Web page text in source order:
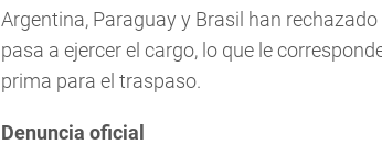
Argentina, Paraguay y Brasil han
pasa a ejercer el cargo, lo que le
prima para el traspaso.
Denuncia oficial